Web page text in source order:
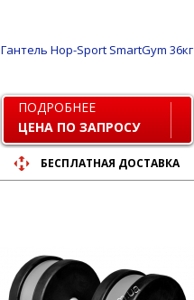
Гантель Hop-Sport SmartGym 36кг
ПОДРОБНЕЕ
ЦЕНА ПО ЗАПРОСУ
БЕСПЛАТНАЯ ДОСТАВКА